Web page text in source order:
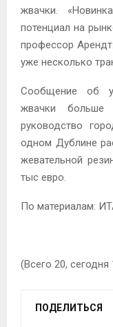
жвачки.
потенциал на
профессор
уже несколько
Сообщение об
жвачки больше
руководство
одном Дублине
жевательной
тыс евро.
По материалам:
(Всего 20, сегодня
ПОДЕЛИТЬСЯ